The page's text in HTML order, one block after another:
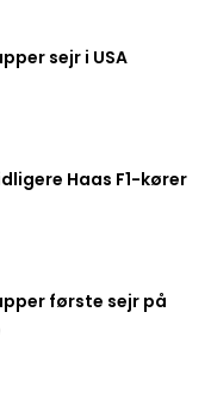
sejr i USA
Haas F1-kører
første sejr på